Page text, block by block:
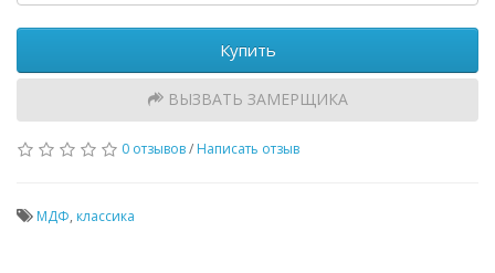
Купить
ВЫЗВАТЬ ЗАМЕРЩИКА
0 отзывов/ Написать отзыв
МДФ, классика